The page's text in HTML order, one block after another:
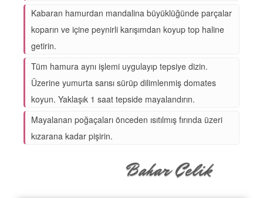
Kabaran hamurdan mandalina büyüklüğünde parçalar
koparın ve içine peynirli karışımdan koyup top haline
getirin.
Tüm hamura aynı işlemi uygulayıp tepsiye dizin.
Üzerine yumurta sarısı sürüp dilimlenmiş domates
koyun. Yaklaşık 1 saat tepside mayalandırın.
Mayalanan poğaçaları önceden ısıtılmış fırında üzeri
kızarana kadar pişirin.